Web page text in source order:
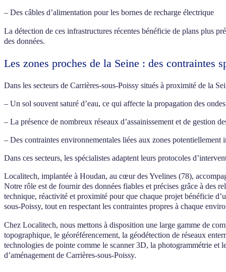
– Des câbles d’alimentation pour les bornes de recharge électrique
La détection de ces infrastructures récentes bénéficie de plans plus
des données.
Les zones proches de la Seine : des contraintes
Dans les secteurs de Carrières-sous-Poissy situés à proximité de la
– Un sol souvent saturé d’eau, ce qui affecte la propagation des
– La présence de nombreux réseaux d’assainissement et de gestion
– Des contraintes environnementales liées aux zones potentiellement
Dans ces secteurs, les spécialistes adaptent leurs protocoles
Localitech, implantée à Houdan, au cœur des Yvelines (78),
Notre rôle est de fournir des données fiables et précises grâce à des
technique, réactivité et proximité pour que chaque projet bénéficie
sous-Poissy, tout en respectant les contraintes propres à chaque
Chez Localitech, nous mettons à disposition une large gamme de
topographique, le géoréférencement, la géodétection de réseaux
technologies de pointe comme le scanner 3D, la photogrammétrie
d’aménagement de Carrières-sous-Poissy.